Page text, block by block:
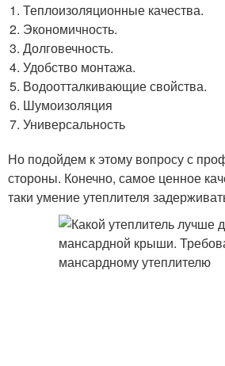
Теплоизоляционные качества.
Экономичность.
Долговечность.
Удобство монтажа.
Водоотталкивающие свойства.
Шумоизоляция
Универсальность
Но подойдем к этому вопросу с
стороны. Конечно, самое ценное
таки умение утеплителя